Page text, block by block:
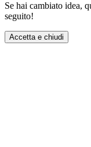
Se hai cambiato idea,
seguito!
Accetta e chiudi